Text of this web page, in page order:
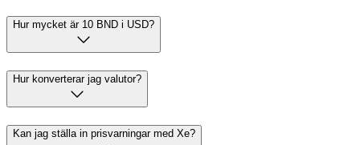
Hur mycket är 10 BND i USD?
Hur konverterar jag valutor?
Kan jag ställa in prisvarningar med Xe?